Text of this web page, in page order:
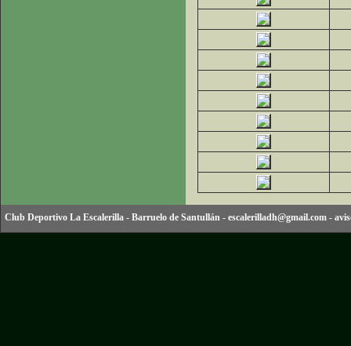
Club Deportivo La Escalerilla - Barruelo de Santullán - escalerilladh@gmail.com -